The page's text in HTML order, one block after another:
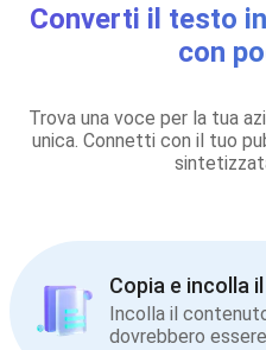
Converti il testo
con
Trova una voce per la tua
unica. Connetti con il tuo
Copia e incolla
Incolla il
dovrebbero